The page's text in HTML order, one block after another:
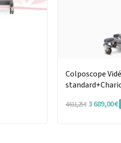
Colposcope
4 611,25 €3 689,00 €